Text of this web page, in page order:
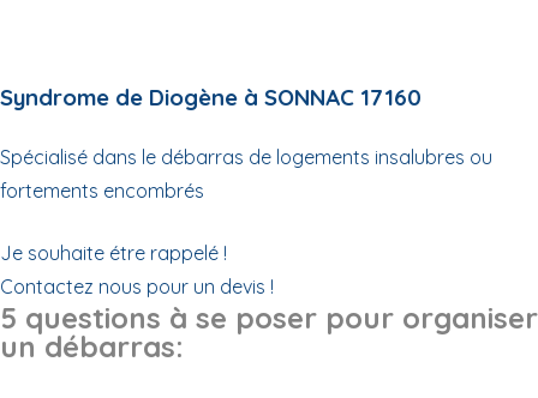
Syndrome de Diogène à SONNAC 17160
Spécialisé dans le débarras de logements insalubres ou
fortements encombrés
Je souhaite étre rappelé !
Contactez nous pour un devis !
5 questions à se poser pour organiser
un débarras: